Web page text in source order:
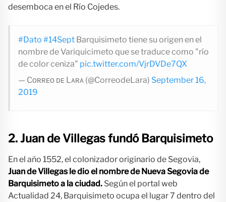
desemboca en el Río Cojedes.
#Dato #14Sept Barquisimeto tiene su origen en el
nombre de Variquicimeto que se traduce como "río
de color ceniza" pic.twitter.com/VjrDVDe7QX
— Cᴏʀʀᴇᴏ ᴅᴇ Lᴀʀᴀ (@CorreodeLara) September 16,
2019
2. Juan de Villegas fundó Barquisimeto
En el año 1552, el colonizador originario de Segovia,
Juan de Villegas le dio el nombre de Nueva Segovia de
Barquisimeto a la ciudad. Según el portal web
Actualidad 24, Barquisimeto ocupa el lugar 7 dentro del